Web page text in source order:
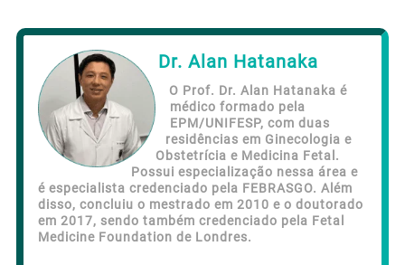
Dr. Alan Hatanaka
O Prof. Dr. Alan Hatanaka é
médico formado pela
EPM/UNIFESP, com duas
residências em Ginecologia e
Obstetrícia e Medicina Fetal.
Possui especialização nessa área e
é especialista credenciado pela FEBRASGO. Além
disso, concluiu o mestrado em 2010 e o doutorado
em 2017, sendo também credenciado pela Fetal
Medicine Foundation de Londres.